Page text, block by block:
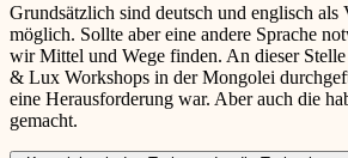
Grundsätzlich sind deutsch und englisch als
möglich. Sollte aber eine andere Sprache
wir Mittel und Wege finden. An dieser
& Lux Workshops in der Mongolei
eine Herausforderung war. Aber auch die
gemacht.